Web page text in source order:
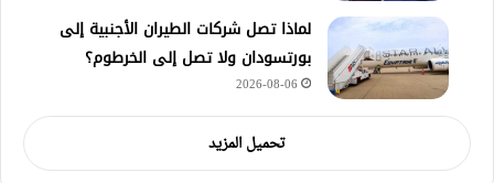
لماذا تصل شركات الطيران الأجنبية إلى
بورتسودان ولا تصل إلى الخرطوم؟
2026-08-06
تحميل المزيد